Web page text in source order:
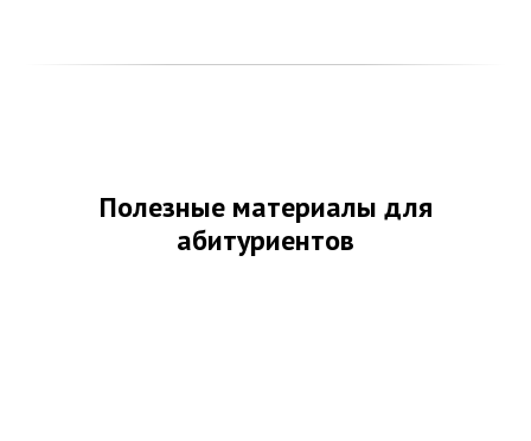
Полезные материалы для
абитуриентов